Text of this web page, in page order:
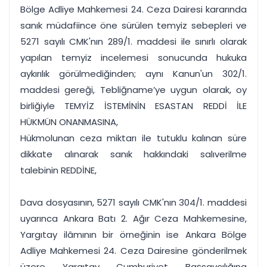
Bölge Adliye Mahkemesi 24. Ceza Dairesi kararında
sanık müdafiince öne sürülen temyiz sebepleri ve
5271 sayılı CMK'nın 289/1. maddesi ile sınırlı olarak
yapılan temyiz incelemesi sonucunda hukuka
aykırılık görülmediğinden; aynı Kanun'un 302/1.
maddesi gereği, Tebliğname’ye uygun olarak, oy
birliğiyle TEMYİZ İSTEMİNİN ESASTAN REDDİ İLE
HÜKMÜN ONANMASINA,
Hükmolunan ceza miktarı ile tutuklu kalınan süre
dikkate alınarak sanık hakkındaki salıverilme
talebinin REDDİNE,
Dava dosyasının, 5271 sayılı CMK'nın 304/1. maddesi
uyarınca Ankara Batı 2. Ağır Ceza Mahkemesine,
Yargıtay ilâmının bir örneğinin ise Ankara Bölge
Adliye Mahkemesi 24. Ceza Dairesine gönderilmek